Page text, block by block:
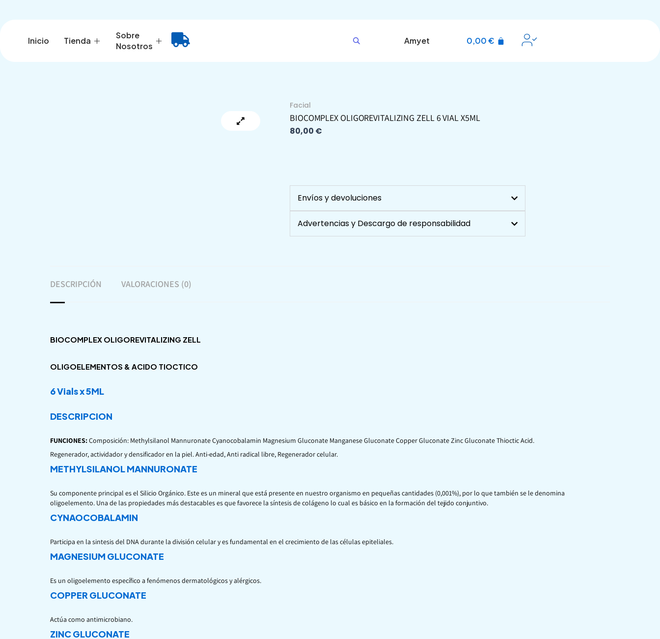
Inicio Tienda
Sobre
Nosotros
Amyet 0,00€
Facial
BIOCOMPLEX OLIGOREVITALIZING ZELL 6 VIAL X5ML
80,00 €
Envíos y devoluciones
Advertencias y Descargo de responsabilidad
DESCRIPCIÓN VALORACIONES (0)
BIOCOMPLEX OLIGOREVITALIZING ZELL
OLIGOELEMENTOS & ACIDO TIOCTICO
6 Vials x 5ML
DESCRIPCION
FUNCIONES:Composición: Methylsilanol Mannuronate Cyanocobalamin Magnesium Gluconate Manganese Gluconate Copper Gluconate Zinc Gluconate Thioctic Acid.
Regenerador, actividador y densificador en la piel. Anti-edad, Anti radical libre, Regenerador celular.
METHYLSILANOL MANNURONATE
Su componente principal es el Silicio Orgánico. Este es un mineral que está presente en nuestro organismo en pequeñas cantidades (0,001%), por lo que también se le denomina
oligoelemento. Una de las propiedades más destacables es que favorece la síntesis de colágeno lo cual es básico en la formación del tejido conjuntivo.
CYNAOCOBALAMIN
Participa en la sintesis del DNA durante la división celular y es fundamental en el crecimiento de las células epiteliales.
MAGNESIUM GLUCONATE
Es un oligoelemento específico a fenómenos dermatológicos y alérgicos.
COPPER GLUCONATE
Actúa como antimicrobiano.
ZINC GLUCONATE